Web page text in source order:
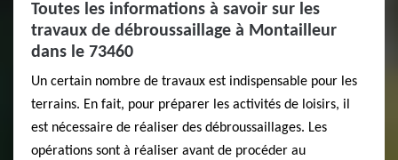
Toutes les informations à savoir sur les
travaux de débroussaillage à Montailleur
dans le 73460
Un certain nombre de travaux est indispensable pour les
terrains. En fait, pour préparer les activités de loisirs, il
est nécessaire de réaliser des débroussaillages. Les
opérations sont à réaliser avant de procéder au